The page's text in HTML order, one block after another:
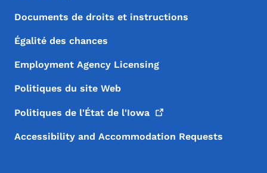
Documents de droits et instructions
Égalité des chances
Employment Agency Licensing
Politiques du site Web
Politiques de l'État de l'Iowa
Accessibility and Accommodation Requests